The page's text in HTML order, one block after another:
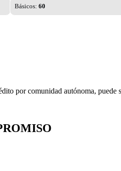
Básicos: 60
por comunidad autónoma,